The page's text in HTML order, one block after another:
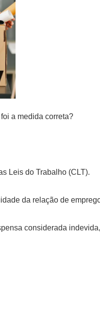
a medida correta?
Leis do Trabalho (CLT).
da relação de
considerada indevida,